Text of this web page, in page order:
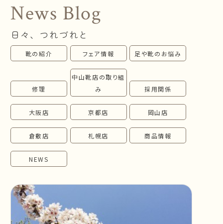
オンラインショップ
お問い合わせ
follow us!
News Blog
日々、つれづれと
靴の紹介 フェア情報 足や靴のお悩み
修理
中山靴店の取り組
み
採用関係
大阪店 京都店 岡山店
倉敷店 札幌店 商品情報
NEWS